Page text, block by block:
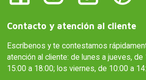
Contacto y atención al cliente
Escríbenos y te contestamos
atención al cliente: de lunes a jueves, de
15:00 a 18:00; los viernes, de 10:00 a